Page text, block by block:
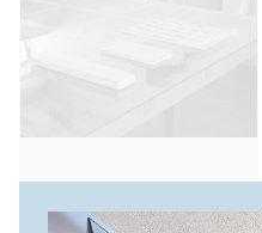
JONATHAN MONK